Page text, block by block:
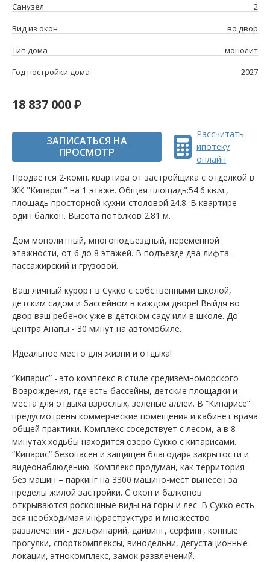
Санузел
2
Вид из окон
во двор
Тип дома
монолит
Год постройки дома
2027
18 837 000
ЗАПИСАТЬСЯ НА
ПРОСМОТР
Рассчитать
ипотеку
онлайн
Продаётся 2-комн. квартира от застройщика c отделкой в
ЖК "Кипарис" на 1 этаже. Общая площадь:54.6 кв.м.,
площадь просторной кухни-столовой:24.8. B квартире
один балкон. Высота потолков 2.81 м.
Дом монолитный, многоподъездный, переменной
этажности, от 6 до 8 этажей. B подъезде два лифта -
пассажирский и грузовой.
Ваш личный курорт в Сукко с собственными школой,
детским садом и бассейном в каждом дворе! Выйдя во
двор ваш ребенок уже в детском саду или в школе. До
центра Анапы - 30 минут на автомобиле.
Идеальное место для жизни и отдыха!
“Кипарис” - это комплекс в стиле средиземноморского
Возрождения, где есть бассейны, детские площадки и
места для отдыха взрослых, зеленые аллеи. В “Кипарисе”
предусмотрены коммерческие помещения и кабинет врача
общей практики. Комплекс соседствует с лесом, а в 8
минутах ходьбы находится озеро Сукко с кипарисами.
“Кипарис” безопасен и защищен благодаря закрытости и
видеонаблюдению. Комплекс продуман, как территория
без машин – паркинг на 3300 машино-мест вынесен за
пределы жилой застройки. С окон и балконов
открываются роскошные виды на горы и лес. В Сукко есть
вся необходимая инфраструктура и множество
развлечений - дельфинарий, дайвинг, серфинг, конные
прогулки, спорткомплексы, винодельни, дегустационные
локации, этнокомплекс, замок развлечений.